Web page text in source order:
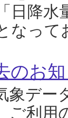
日降
なっ
のお
デー
ご利用